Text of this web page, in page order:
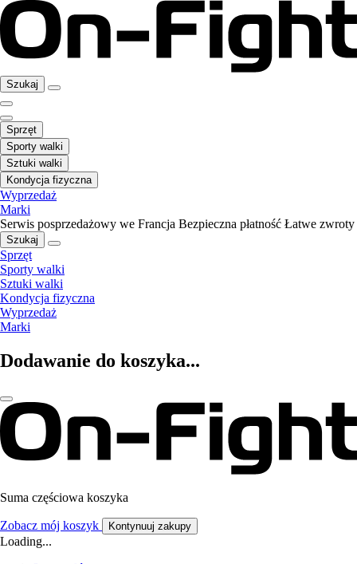
Szukaj
Sprzęt
Sporty walki
Sztuki walki
Kondycja fizyczna
Wyprzedaż
Marki
Serwis posprzedażowy we Francja Bezpieczna płatność Łatwe zwroty
Szukaj
Sprzęt
Sporty walki
Sztuki walki
Kondycja fizyczna
Wyprzedaż
Marki
Dodawanie do koszyka...
Suma częściowa koszyka
Zobacz mój koszyk Kontynuuj zakupy
Loading...